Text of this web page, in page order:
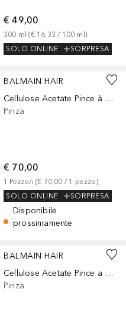
€ 49,00
300 ml (€ 16,33 / 100 ml)
SOLO ONLINE
SORPRESA
BALMAIN HAIR
Cellulose Acetate Pince à cheveux Small Tortoise Shell
Pinza
€ 70,00
1 Pezzo/i (€ 70,00 / 1 pezzo)
SOLO ONLINE
SORPRESA
Disponibile
prossimamente
BALMAIN HAIR
Cellulose Acetate Pince a Cheveux Medium White/Black
Pinza